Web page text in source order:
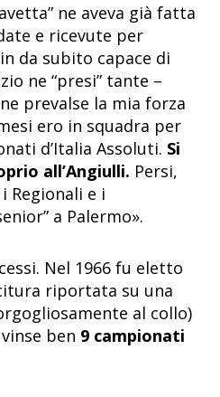
ne aveva già fatta
e ricevute per
da subito capace di
ne “presi” tante –
prevalse la mia forza
ero in squadra per
d’Italia Assoluti. Si
all’Angiulli. Persi,
Regionali e i
a Palermo».
Nel 1966 fu eletto
riportata su una
al collo)
ben 9 campionati